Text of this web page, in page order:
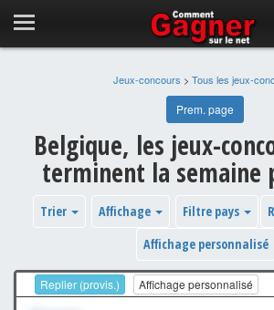
Jeux-concours > Tous les jeux-
Prem. page
Belgique, les jeux-
terminent la semaine
Trier Affichage Filtre pays
Affichage personnalisé
Replier (provis.) Affichage personnalisé